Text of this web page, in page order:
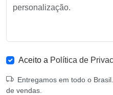
Aceito a Política de
Entregamos em todo o
de vendas.